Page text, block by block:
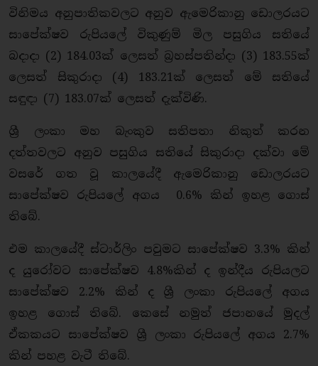
විනිමය අනුපාතිකවලට අනුව ඇමෙරිකානු ඩොලරයට
සාපේක්ෂව රුපියලේ විකුණුම් මිල පසුගිය සතියේ
බදාදා (2) 184.03ක් ලෙසත් බ්‍රහස්පතින්දා (3) 183.55ක්
ලෙසත් සිකුරාදා (4) 183.21ක් ලෙසත් මේ සතියේ
සඳුඳා (7) 183.07ක් ලෙසත් දැක්විණි.
ශ්‍රී ලංකා මහ බැංකුව සතිපතා නිකුත් කරන
දත්තවලට අනුව පසුගිය සතියේ සිකුරාදා දක්වා මේ
වසරේ ගත වූ කාලයේදී ඇමෙරිකානු ඩොලරයට
සාපේක්ෂව රුපියලේ අගය 0.6% කින් ඉහළ ගොස්
තිබේ.
එම කාලයේදී ස්ටාර්ලිං පවුමට සාපේක්ෂව 3.3% කින්
ද යුරෝවට සාපේක්ෂව 4.8%කින් ද ඉන්දීය රුපියලට
සාපේක්ෂව 2.2% කින් ද ශ්‍රී ලංකා රුපියලේ අගය
ඉහළ ගොස් තිබේ. කෙසේ නමුත් ජපානයේ මුදල්
ඒකකයට සාපේක්ෂව ශ්‍රී ලංකා රුපියලේ අගය 2.7%
කින් පහළ වැටී තිබේ.